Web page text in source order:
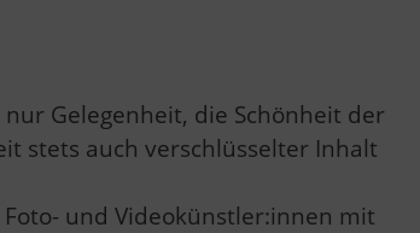
Gelegenheit, die Schönheit der
stets auch verschlüsselter Inhalt
und Videokünstler:innen mit